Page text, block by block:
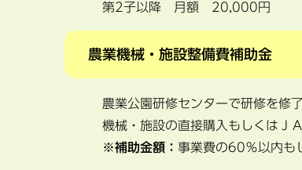
第2子以降 月額 20,000円
農業機械・施設整備費補助金
農業公園研修センターで研修を修
機械・施設の直接購入もしくはＪ
※補助金額： 事業費の60％以内も